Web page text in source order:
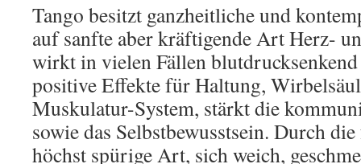
Tango besitzt ganzheitliche und
auf sanfte aber kräftigende Art Herz-
wirkt in vielen Fällen
positive Effekte für Haltung,
Muskulatur-System, stärkt die
sowie das Selbstbewusstsein. Durch
höchst spürige Art, sich weich,